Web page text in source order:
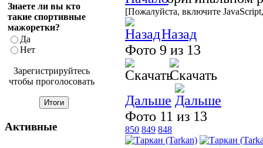
[Пожалуйста, включите
Назад
Фото 9 из 13
Дальше
Фото 11 из 13
850 849 848
Знаете ли вы кто
такие спортивные
мажоретки?
Да
Нет
Зарегистрируйтесь
чтобы проголосовать
Активные